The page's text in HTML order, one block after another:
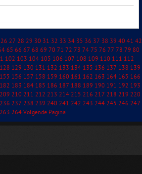
26 27 28 29 30 31 32 33 34 35 36 37 38 39 40 41 42
65 66 67 68 69 70 71 72 73 74 75 76 77 78 79 80
102 103 104 105 106 107 108 109 110 111 112
128 129 130 131 132 133 134 135 136 137 138 139
155 156 157 158 159 160 161 162 163 164 165 166
182 183 184 185 186 187 188 189 190 191 192 193
209 210 211 212 213 214 215 216 217 218 219 220
236 237 238 239 240 241 242 243 244 245 246 247
263 264 Volgende Pagina